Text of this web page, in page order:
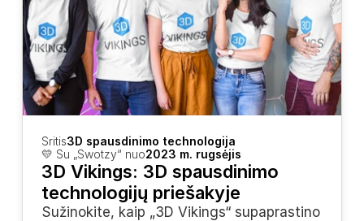
Sritis3D spausdinimo technologija
💛 Su „Swotzy“ nuo2023 m. rugsėjis
3D Vikings: 3D spausdinimo
technologijų priešakyje
Sužinokite, kaip „3D Vikings“ supaprastino